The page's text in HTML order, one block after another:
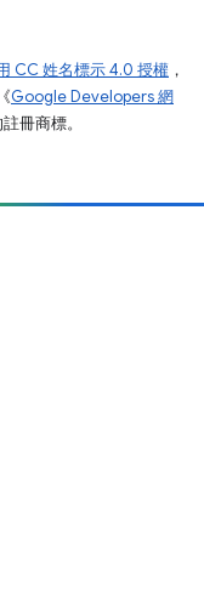
CC 姓名標示 4.0 授權 ，
Google Developers 網
冊商標。